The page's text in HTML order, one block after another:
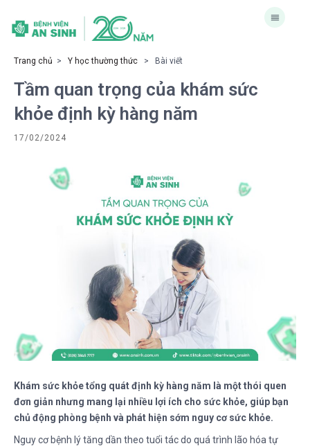
Trang chủ > Y học thường thức > Bài viết
Tầm quan trọng của khám sức
khỏe định kỳ hàng năm
17/02/2024
Khám sức khỏe tổng quát định kỳ hàng năm là một thói quen
đơn giản nhưng mang lại nhiều lợi ích cho sức khỏe, giúp bạn
chủ động phòng bệnh và phát hiện sớm nguy cơ sức khỏe.
Nguy cơ bệnh lý tăng dần theo tuổi tác do quá trình lão hóa tự